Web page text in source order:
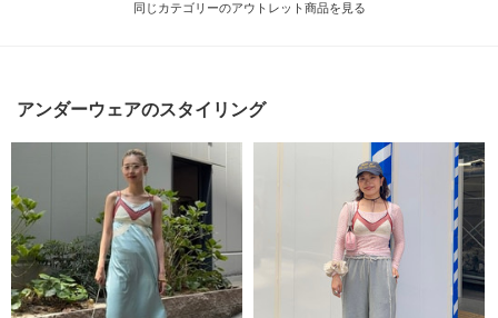
同じカテゴリーのアウトレット商品を見る
アンダーウェアのスタイリング